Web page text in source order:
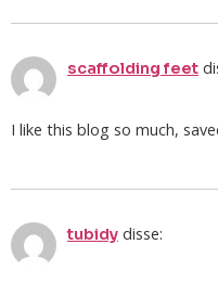
scaffolding feet
I like this blog so much,
tubidy disse: